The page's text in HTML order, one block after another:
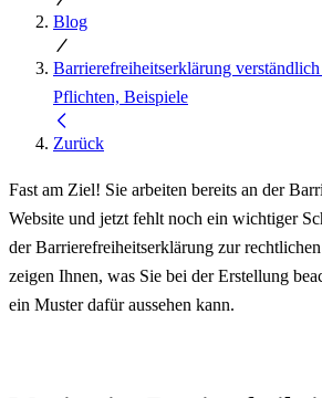
Blog
Barrierefreiheitserklärung
Pflichten, Beispiele
Zurück
Fast am Ziel! Sie arbeiten bereits an der
Website und jetzt fehlt noch ein wichtiger
der Barrierefreiheitserklärung zur
zeigen Ihnen, was Sie bei der Erstellung
ein Muster dafür aussehen kann.